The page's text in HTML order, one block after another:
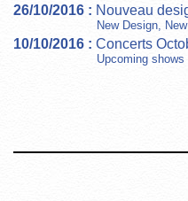
26/10/2016 : Nouveau
New Design,
10/10/2016 : Concerts
Upcoming